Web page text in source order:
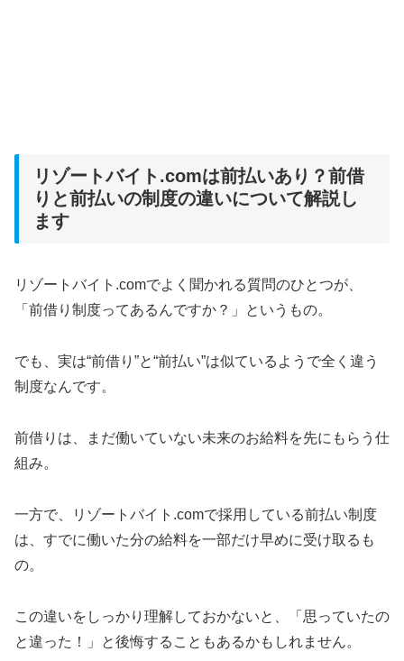
リゾートバイト.comは前払いあり？前借
りと前払いの制度の違いについて解説し
ます
リゾートバイト.comでよく聞かれる質問のひとつが、
「前借り制度ってあるんですか？」というもの。
でも、実は“前借り”と“前払い”は似ているようで全く違う
制度なんです。
前借りは、まだ働いていない未来のお給料を先にもらう仕
組み。
一方で、リゾートバイト.comで採用している前払い制度
は、すでに働いた分の給料を一部だけ早めに受け取るも
の。
この違いをしっかり理解しておかないと、「思っていたの
と違った！」と後悔することもあるかもしれません。